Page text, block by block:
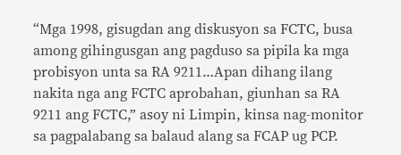
“Mga 1998, gisugdan ang diskusyon sa FCTC, busa
among gihingusgan ang pagduso sa pipila ka mga
probisyon unta sa RA 9211…Apan dihang ilang
nakita nga ang FCTC aprobahan, giunhan sa RA
9211 ang FCTC,” asoy ni Limpin, kinsa nag-monitor
sa pagpalabang sa balaud alang sa FCAP ug PCP.